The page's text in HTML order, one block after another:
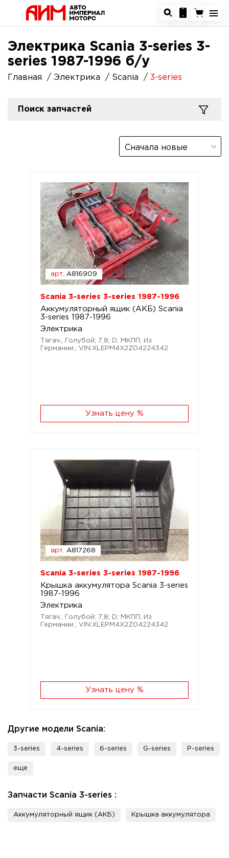
Электрика Scania 3-series 3-
series 1987-1996 б/у
Главная Электрика Scania 3-series
Поиск запчастей
Сначала новые
арт. A816909
Scania 3-series 3-series 1987-1996
Аккумуляторный ящик (АКБ) Scania
3-series 1987-1996
Электрика
Тягач.; Голубой; 7,8; D; МКПП; Из
Германии.; VIN:XLEPM4X2Z04224342
Узнать цену %
арт. A817268
Scania 3-series 3-series 1987-1996
Крышка аккумулятора Scania 3-series
1987-1996
Электрика
Тягач.; Голубой; 7,8; D; МКПП; Из
Германии.; VIN:XLEPM4X2Z04224342
Узнать цену %
Другие модели Scania:
3-series 4-series 6-series G-series P-series
еще
Запчасти Scania 3-series :
Аккумуляторный ящик (АКБ) Крышка аккумулятора